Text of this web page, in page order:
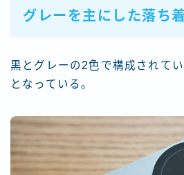
グレーを主にした落ち
黒とグレーの2色で構成されて
となっている。